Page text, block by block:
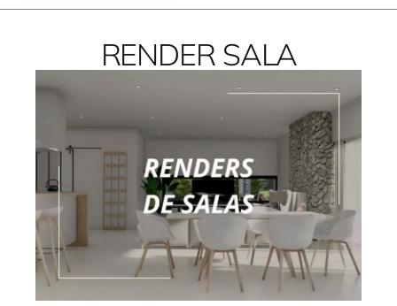
RENDER SALA